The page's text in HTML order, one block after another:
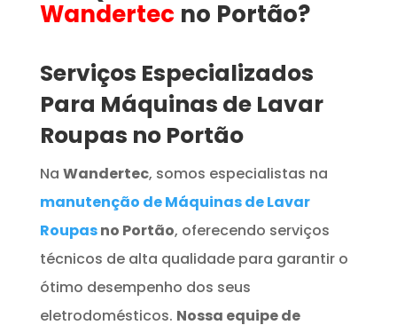
Wandertec no Portão​​​?
Serviços Especializados
Para Máquinas de Lavar
Roupas no Portão
Na Wandertec, somos especialistas na
manutenção de Máquinas de Lavar
Roupasno Portão, oferecendo serviços
técnicos de alta qualidade para garantir o
ótimo desempenho dos seus
eletrodomésticos. Nossa equipe de